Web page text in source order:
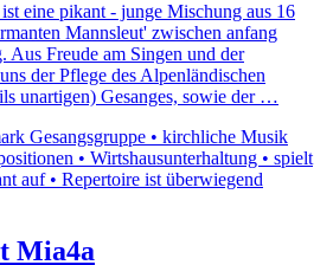
eine pikant - junge Mischung aus 16
Mannsleut' zwischen anfang
Freude am Singen und der
der Pflege des Alpenländischen
unartigen) Gesanges, sowie der …
Gesangsgruppe • kirchliche Musik
• Wirtshausunterhaltung • spielt
auf • Repertoire ist überwiegend
Mia4a